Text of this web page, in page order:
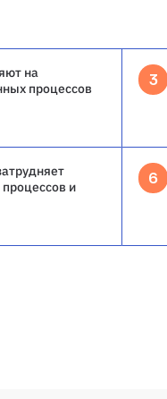
на
процессов
3
и
6